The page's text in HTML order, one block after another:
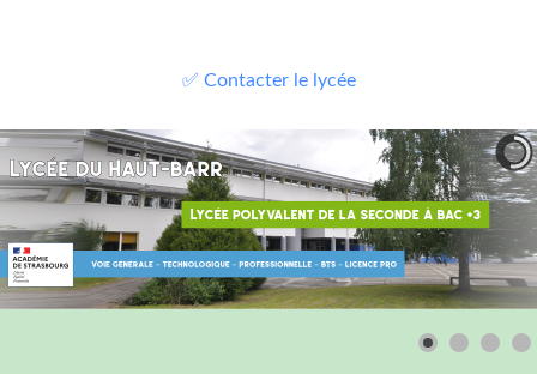
✅ Contacter le lycée